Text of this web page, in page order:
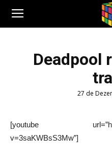
Deadpool
27 de
[youtube url=”https://
v=3saKWBsS3Mw”]